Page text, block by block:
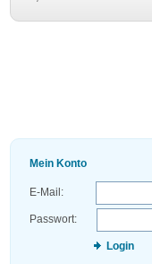
Mein Konto
E-Mail:
Passwort:
Login